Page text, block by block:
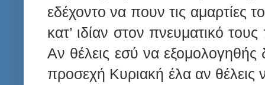
εδέχοντο να πουν τις αμαρτίες
κατ’ ιδίαν στον πνευματικό
Αν θέλεις εσύ να
προσεχή Κυριακή έλα αν θέλεις